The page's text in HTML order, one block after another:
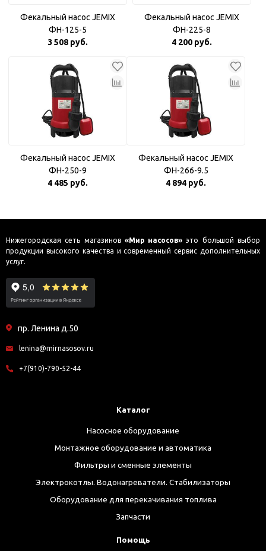
Фекальный насос JEMIX
ФН-125-5
3 508 руб.
Фекальный насос JEMIX
ФН-225-8
4 200 руб.
Фекальный насос JEMIX
ФН-250-9
4 485 руб.
Фекальный насос JEMIX
ФН-266-9.5
4 894 руб.
Нижегородская сеть магазинов «Мир насосов» это большой выбор
продукции высокого качества и современный сервис дополнительных
услуг.
пр. Ленина д.50
lenina@mirnasosov.ru
+7(910)-790-52-44
Каталог
Насосное оборудование
Монтажное оборудование и автоматика
Фильтры и сменные элементы
Электрокотлы. Водонагреватели. Стабилизаторы
Оборудование для перекачивания топлива
Запчасти
Помощь